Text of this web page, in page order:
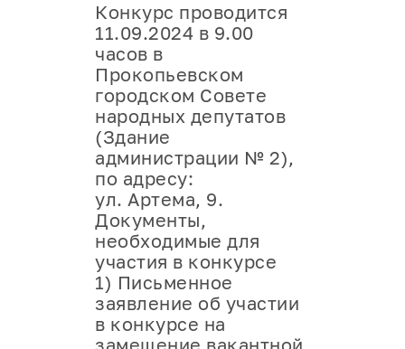
Конкурс проводится
11.09.2024 в 9.00
часов в
Прокопьевском
городском Совете
народных депутатов
(Здание
администрации № 2),
по адресу:
ул. Артема, 9.
Документы,
необходимые для
участия в конкурсе
1) Письменное
заявление об участии
в конкурсе на
замещение вакантной